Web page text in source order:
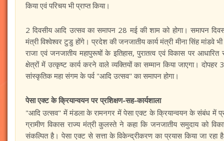
किया एवं परिचय भी प्राप्त किया।
2 दिवसीय आदि उत्सव का समापन 28 मई की शाम को होगा। समापन
मंत्री विश्वेश्वर टुडु होंगे। प्रदेश की जनजातीय कार्य मंत्री मीना सिंह
राजा एवं जनजातीय महापुरूषों के इतिहास, पुरातत्व एवं विकास पर
क्षेत्रों में उत्कृष्ट कार्य करने वाले व्यक्तियों का सम्मान किया जाएगा।
सांस्कृतिक महा संगम के पर्व "आदि उत्सव" का समापन होगा।
पेसा एक्ट के क्रियान्वयन पर प्रशिक्षण-सह-कार्यशाला
"आदि उत्सव" में मंडला के रामनगर में पेसा एक्ट के क्रियान्वयन के संबंध में
ग्रामीण विकास राज्य मंत्री कुलस्ते ने कहा कि जनजातीय समुदाय को
संकल्पित है। पेसा एक्ट से सत्ता के विकेन्द्रीकरण का प्रयास किया जा रहा